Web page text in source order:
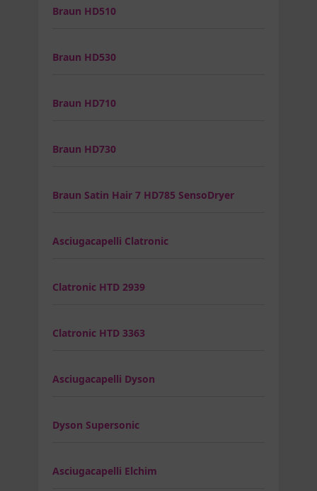
Braun HD510
Braun HD530
Braun HD710
Braun HD730
Braun Satin Hair 7 HD785 SensoDryer
Asciugacapelli Clatronic
Clatronic HTD 2939
Clatronic HTD 3363
Asciugacapelli Dyson
Dyson Supersonic
Asciugacapelli Elchim